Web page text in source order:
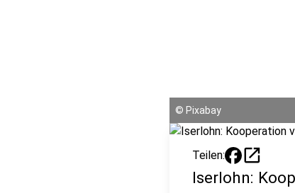
© Pixabay
Teilen: open_in_new
Iserlohn: